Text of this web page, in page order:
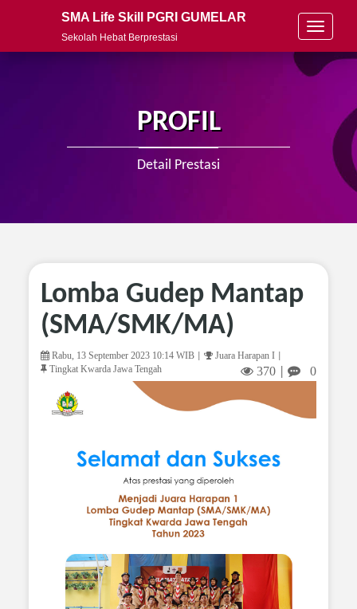
T
o
g
n
SMA Life Skill PGRI GUMELAR
Sekolah Hebat Berprestasi
PROFIL
Detail Prestasi
Lomba Gudep Mantap
(SMA/SMK/MA)
Rabu, 13 September 2023 10:14 WIB| Juara Harapan I|
Tingkat Kwarda Jawa Tengah
370 | 0